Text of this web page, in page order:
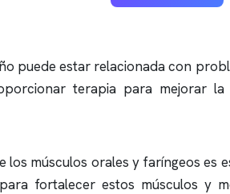
puede estar relacionada con
terapia para mejorar
músculos orales y faríngeos
fortalecer estos músculos y